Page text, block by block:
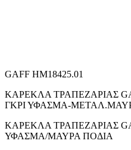
GAFF HM18425.01
ΚΑΡΕΚΛΑ ΤΡΑΠΕΖΑΡΙΑΣ
ΓΚΡΙ ΥΦΑΣΜΑ-
ΚΑΡΕΚΛΑ ΤΡΑΠΕΖΑΡΙΑΣ
ΥΦΑΣΜΑ/ΜΑΥΡΑ ΠΟΔΙΑ